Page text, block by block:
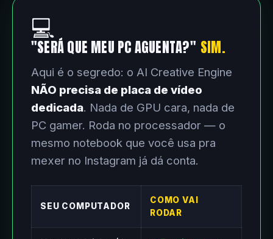
💻
"SERÁ QUE MEU PC AGUENTA?" SIM.
Aqui é o segredo: o AI Creative Engine
NÃO precisa de placa de vídeo
dedicada. Nada de GPU cara, nada de
PC gamer. Roda no processador — o
mesmo notebook que você usa pra
mexer no Instagram já dá conta.
SEU COMPUTADOR
COMO VAI
RODAR